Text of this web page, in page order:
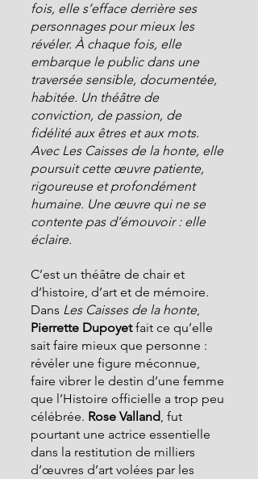
fois, elle s’efface derrière ses
personnages pour mieux les
révéler. À chaque fois, elle
embarque le public dans une
traversée sensible, documentée,
habitée. Un théâtre de
conviction, de passion, de
fidélité aux êtres et aux mots.
Avec Les Caisses de la honte, elle
poursuit cette œuvre patiente,
rigoureuse et profondément
humaine. Une œuvre qui ne se
contente pas d’émouvoir : elle
éclaire.
C’est un théâtre de chair et
d’histoire, d’art et de mémoire.
Dans Les Caisses de la honte,
Pierrette Dupoyet fait ce qu’elle
sait faire mieux que personne :
révéler une figure méconnue,
faire vibrer le destin d’une femme
que l’Histoire officielle a trop peu
célébrée. Rose Valland, fut
pourtant une actrice essentielle
dans la restitution de milliers
d’œuvres d’art volées par les